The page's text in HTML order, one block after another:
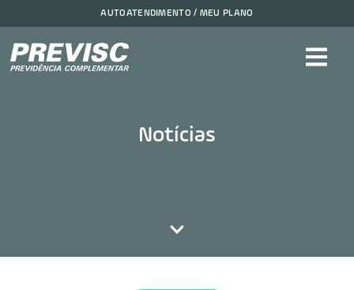
AUTOATENDIMENTO / MEU PLANO
Notícias